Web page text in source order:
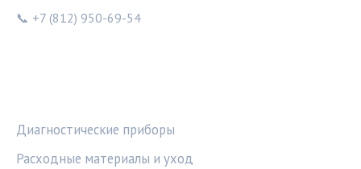
📞 +7 (812) 950-69-54
Диагностические приборы
Расходные материалы и уход